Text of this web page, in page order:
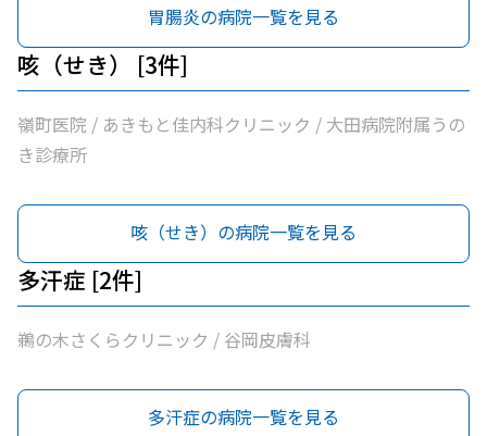
胃腸炎の病院一覧を見る
咳（せき） [3件]
嶺町医院 / あきもと佳内科クリニック / 大田病院附属うの
き診療所
咳（せき）の病院一覧を見る
多汗症 [2件]
鵜の木さくらクリニック / 谷岡皮膚科
多汗症の病院一覧を見る